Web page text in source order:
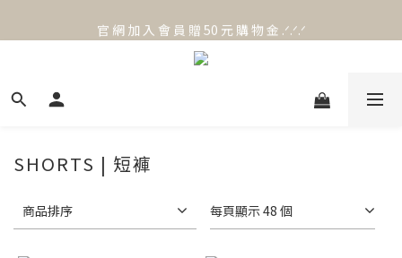
官 網 加 入 會 員 贈 50 元 購 物 金 .ᐟ.ᐟ.ᐟ
官 網 加 入 會 員 贈 50 元 購 物 金 .ᐟ.ᐟ.ᐟ
⟡.·*. 滿 NT.1000 免 運 費 ꔛ♡
SHORTS | 短褲
商品排序 每頁顯示 48 個